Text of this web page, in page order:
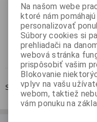
Strana1z 1Celkom1
Na našom webe
ktoré nám
personalizovať
Súbory cookies si
prehliadači na
webová stránka
prispôsobiť vašim
Blokovanie
vplyv na vašu
webom, taktiež
vám ponuku na